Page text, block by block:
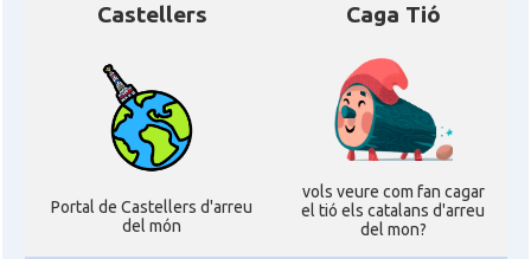
Castellers
Portal de Castellers d'arreu
del món
Caga Tió
vols veure com fan cagar
el tió els catalans d'arreu
del mon?